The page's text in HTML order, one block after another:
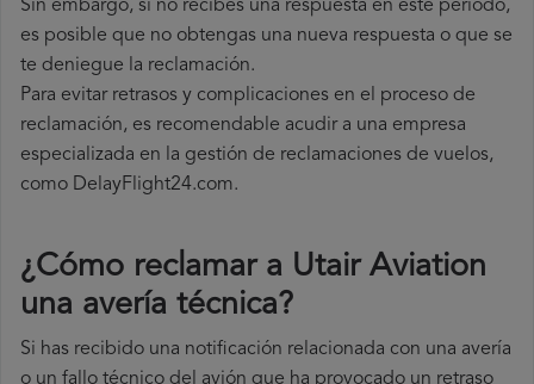
Sin embargo, si no recibes una respuesta en este período,
es posible que no obtengas una nueva respuesta o que se
te deniegue la reclamación.
Para evitar retrasos y complicaciones en el proceso de
reclamación, es recomendable acudir a una empresa
especializada en la gestión de reclamaciones de vuelos,
como DelayFlight24.com.
¿Cómo reclamar a Utair Aviation
una avería técnica?
Si has recibido una notificación relacionada con una avería
o un fallo técnico del avión que ha provocado un retraso